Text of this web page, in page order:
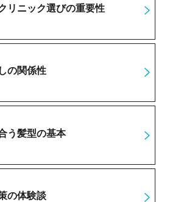
リニック選びの重要性
の関係性
う髪型の基本
の体験談